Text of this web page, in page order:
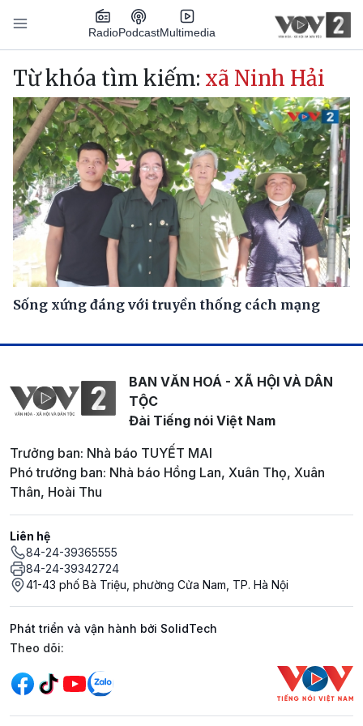
Nhảy đến nội dung
RadioPodcastMultimedia
Main navigation
Từ khóa tìm kiếm: xã Ninh Hải
Sống xứng đáng với truyền thống cách mạng
BAN VĂN HOÁ - XÃ HỘI VÀ DÂN
TỘC
Đài Tiếng nói Việt Nam
Trưởng ban: Nhà báo TUYẾT MAI
Phó trưởng ban: Nhà báo Hồng Lan, Xuân Thọ, Xuân
Thân, Hoài Thu
Liên hệ
84-24-39365555
84-24-39342724
41-43 phố Bà Triệu, phường Cửa Nam, TP. Hà Nội
Phát triển và vận hành bởi SolidTech
Mạng xã hội
Theo dõi: